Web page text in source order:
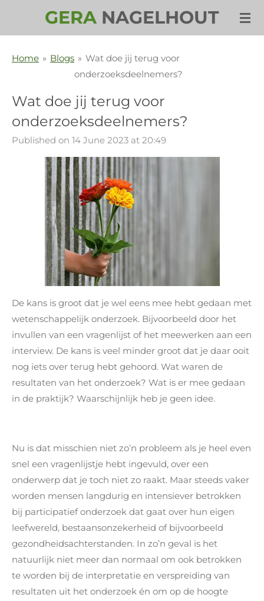
content
GERA NAGELHOUT
Home » Blogs » Wat doe jij terug voor
onderzoeksdeelnemers?
Wat doe jij terug voor
onderzoeksdeelnemers?
Published on 14 June 2023 at 20:49
De kans is groot dat je wel eens mee hebt gedaan met
wetenschappelijk onderzoek. Bijvoorbeeld door het
invullen van een vragenlijst of het meewerken aan een
interview. De kans is veel minder groot dat je daar ooit
nog iets over terug hebt gehoord. Wat waren de
resultaten van het onderzoek? Wat is er mee gedaan
in de praktijk? Waarschijnlijk heb je geen idee.
Nu is dat misschien niet zo’n probleem als je heel even
snel een vragenlijstje hebt ingevuld, over een
onderwerp dat je toch niet zo raakt. Maar steeds vaker
worden mensen langdurig en intensiever betrokken
bij participatief onderzoek dat gaat over hun eigen
leefwereld, bestaansonzekerheid of bijvoorbeeld
gezondheidsachterstanden. In zo’n geval is het
natuurlijk niet meer dan normaal om ook betrokken
te worden bij de interpretatie en verspreiding van
resultaten uit het onderzoek én om op de hoogte